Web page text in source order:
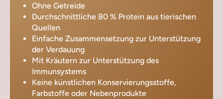
Ohne Getreide
Durchschnittliche 80 % Protein aus tierischen
Quellen
Einfache Zusammensetzung zur Unterstützung
der Verdauung
Mit Kräutern zur Unterstützung des
Immunsystems
Keine künstlichen Konservierungsstoffe,
Farbstoffe oder Nebenprodukte